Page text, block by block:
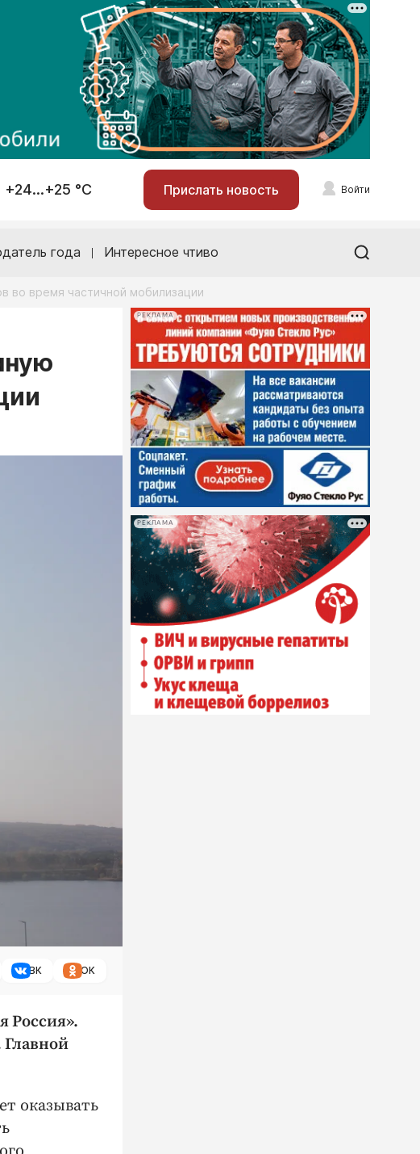
+24...+25 °С Прислать новость Войти
года Интересное чтиво
во время частичной мобилизации
ВК ОК
Россия».
оказывать
РЕКЛАМА
РЕКЛАМА